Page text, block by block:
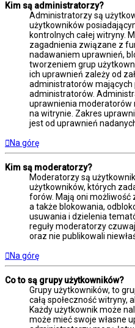
Kim są administratorzy?
Administratorzy są
użytkowników
kontrolnych całej witryny.
zagadnienia związane z
nadawaniem uprawnień,
tworzeniem grup
ich uprawnień zależy od
administratorów
administratorów.
uprawnienia
na witrynie. Zakres
jest od uprawnień
Na górę
Kim są moderatorzy?
Moderatorzy są
użytkowników, których
forów. Mają oni możliwość
a także blokowania,
usuwania i dzielenia
reguły moderatorzy
oraz nie publikowali
Na górę
Co to są grupy użytkowników?
Grupy użytkowników, to
całą społeczność witryny,
Każdy użytkownik może
może mieć swoje własne